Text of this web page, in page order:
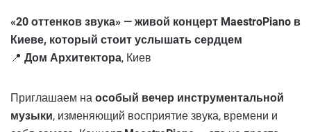
«20 оттенков звука» — живой концерт MaestroPiano в
Киеве, который стоит услышать сердцем
📍 Дом Архитектора, Киев
Приглашаем на особый вечер инструментальной
музыки, изменяющий восприятие звука, времени и